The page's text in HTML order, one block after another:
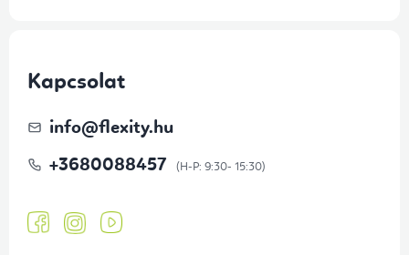
Kapcsolat
info@flexity.hu
+3680088457